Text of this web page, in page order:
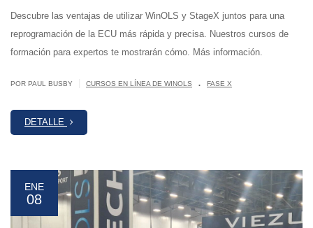
Descubre las ventajas de utilizar WinOLS y StageX juntos para una
reprogramación de la ECU más rápida y precisa. Nuestros cursos de
formación para expertos te mostrarán cómo. Más información.
POR PAUL BUSBY CURSOS EN LÍNEA DE WINOLS . FASE X
DETALLE
ENE
08